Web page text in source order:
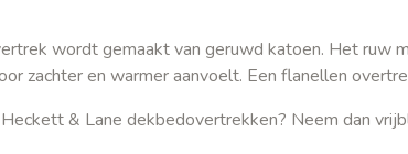
wordt gemaakt van geruwd katoen. Het ruw
zachter en warmer aanvoelt. Een flanellen
& Lane dekbedovertrekken? Neem dan